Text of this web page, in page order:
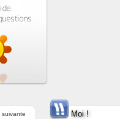
suivante Moi !